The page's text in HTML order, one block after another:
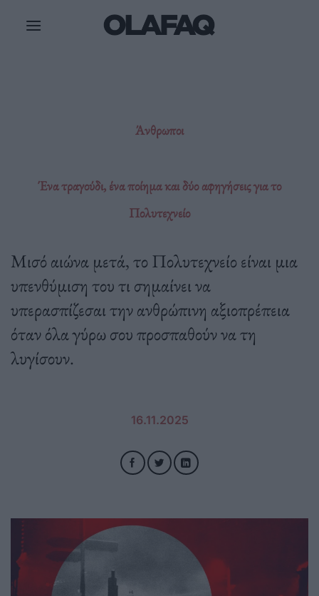
Άνθρωποι
Ένα τραγούδι, ένα ποίημα και δύο αφηγήσεις για το
Πολυτεχνείο
Μισό αιώνα μετά, το Πολυτεχνείο είναι μια
υπενθύμιση του τι σημαίνει να
υπερασπίζεσαι την ανθρώπινη αξιοπρέπεια
όταν όλα γύρω σου προσπαθούν να τη
λυγίσουν.
16.11.2025